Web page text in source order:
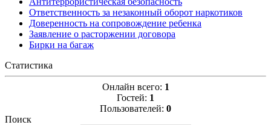
Ответственность за незаконный оборот наркотиков
Доверенность на сопровождение ребенка
Заявление о расторжении договора
Бирки на багаж
Статистика
Онлайн всего: 1
Гостей: 1
Пользователей: 0
Поиск